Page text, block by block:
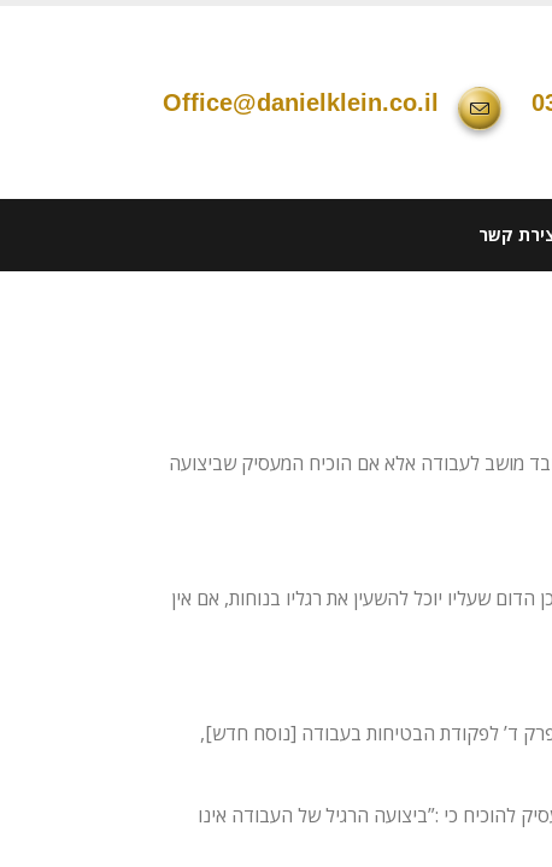
office@danielklein.co.il
קשר
מושב לעבודה אלא אם הוכיח המעסיק שביצועה
שעליו יוכל להשעין את רגליו בנוחות, אם אין
ד’ לפקודת הבטיחות בעבודה [נוסח חדש],
להוכיח כי :”ביצועה הרגיל של העבודה אינו